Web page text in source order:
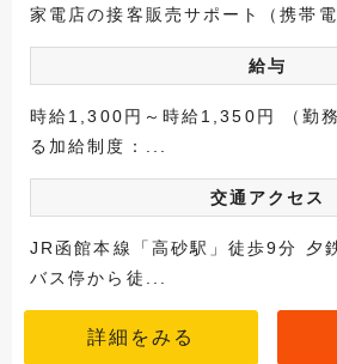
家電店の接客販売サポート（携帯電
給与
時給1,300円～時給1,350円 （勤
る加給制度：...
交通アクセス
JR函館本線「高砂駅」徒歩9分 夕
バス停から徒...
詳細をみる